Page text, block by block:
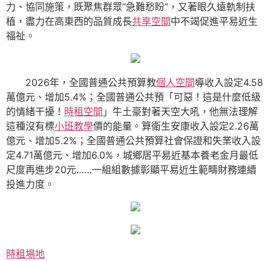
力、協同施策，既聚焦群眾“急難愁盼”，又著眼久遠軌制扶
植，盡力在高東西的品質成長共享空間中不竭促進平易近生
福祉。
2026年，全國普通公共預算教個人空間導收入設定4.58
萬億元、增加5.4%；全國普通公共預「可惡！這是什麼低級
的情緒干擾！ 時租空間 」牛土豪對著天空大吼，他無法理解
這種沒有標小班教學價的能量。算衛生安康收入設定2.26萬
億元、增加5.2%；全國普通公共預算社會保證和失業收入設
定4.71萬億元、增加6.0%，城鄉居平易近基本養老金月最低
尺度再進步20元……一組組數據彰顯平易近生範疇財務連續
投進力度。
時租場地